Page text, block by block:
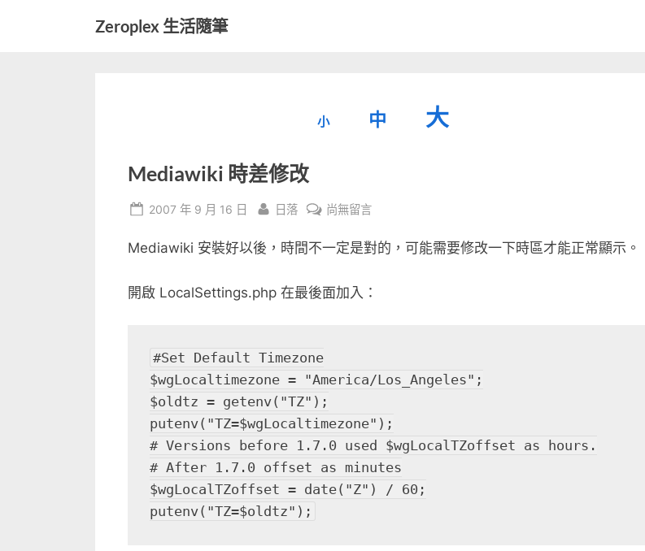
Zeroplex 生活隨筆
小
小
小。
中
重
大
大
型
Mediawiki 時差修改
Posted
2007 年 9 月 16 日 By
日落
在
時
修
尚無留言
Mediawiki 安裝好以後，時間不一定是對的，可能需要修改一下時區才能正常顯示。
開啟 LocalSettings.php 在最後面加入：
#Set Default Timezone
$wgLocaltimezone = "America/Los_Angeles";
$oldtz = getenv("TZ");
putenv("TZ=$wgLocaltimezone");
# Versions before 1.7.0 used $wgLocalTZoffset as hours.
# After 1.7.0 offset as minutes
$wgLocalTZoffset = date("Z") / 60;
putenv("TZ=$oldtz");